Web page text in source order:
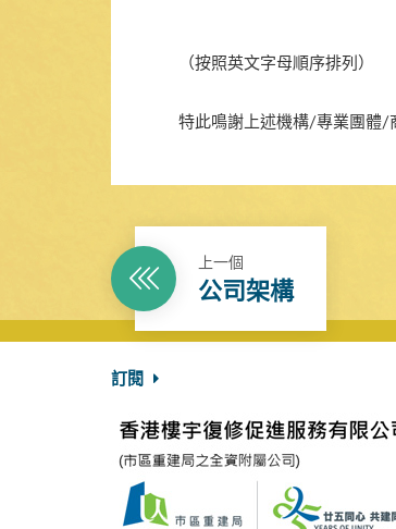
（按照英文字母順序排列）
特此鳴謝上述機構/專業團體/
上一個
公司架構
訂閱